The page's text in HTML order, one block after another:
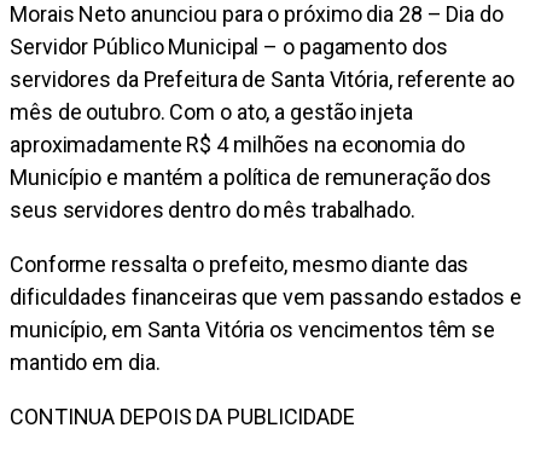
Morais Neto anunciou para o próximo dia 28 – Dia do
Servidor Público Municipal – o pagamento dos
servidores da Prefeitura de Santa Vitória, referente ao
mês de outubro. Com o ato, a gestão injeta
aproximadamente R$ 4 milhões na economia do
Município e mantém a política de remuneração dos
seus servidores dentro do mês trabalhado.
Conforme ressalta o prefeito, mesmo diante das
dificuldades financeiras que vem passando estados e
município, em Santa Vitória os vencimentos têm se
mantido em dia.
CONTINUA DEPOIS DA PUBLICIDADE